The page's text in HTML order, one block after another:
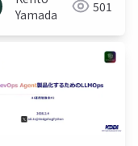
Yamada
501